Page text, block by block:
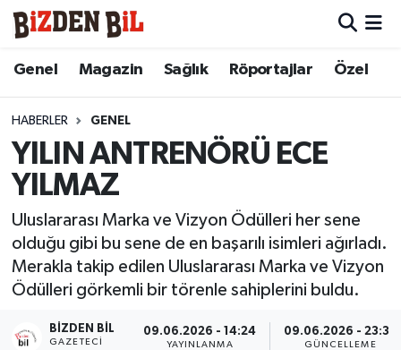
Genel Magazin Sağlık Röportajlar Özel
HABERLER GENEL
YILIN ANTRENÖRÜ ECE
YILMAZ
Uluslararası Marka ve Vizyon Ödülleri her sene
olduğu gibi bu sene de en başarılı isimleri ağırladı.
Merakla takip edilen Uluslararası Marka ve Vizyon
Ödülleri görkemli bir törenle sahiplerini buldu.
BIZDEN BIL
GAZETECI
09.06.2026 - 14:24
YAYINLANMA
09.06.2026 - 23:32
GÜNCELLEME
Hava Durumu
Trafik Durumu
Süper Lig Puan Durumu ve Fikstür
Son Dakika Haberleri
Haber Arşivi